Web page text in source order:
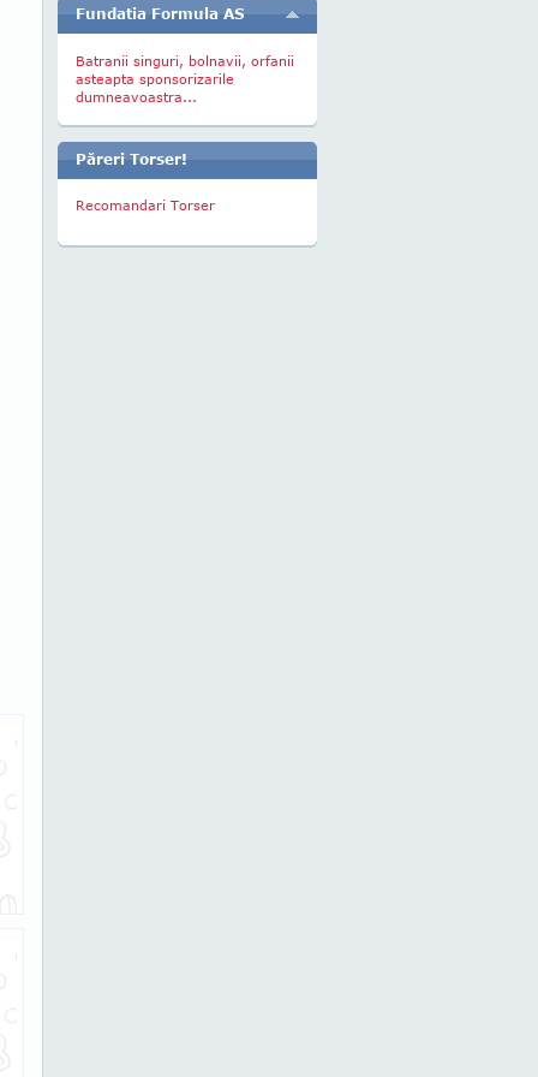
Fundatia Formula AS
Batranii singuri, bolnavii, orfanii
asteapta sponsorizarile
dumneavoastra...
Păreri Torser!
Recomandari Torser